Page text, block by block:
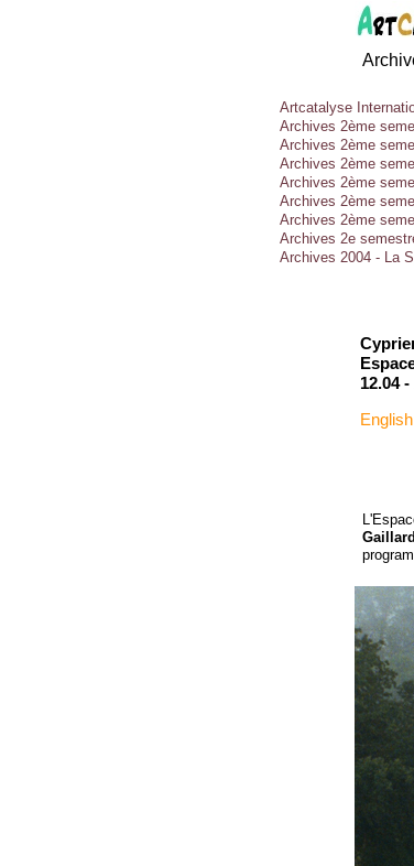
12.04 -
English
Artcatalyse
Archives 2ème
Archives 2ème
Archives 2ème
Archives 2ème
Archives 2ème
Archives 2ème
Archives 2e
Archives 2004 - La